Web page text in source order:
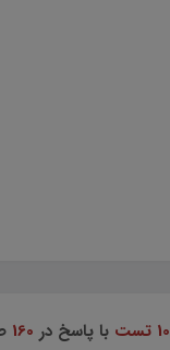
با پاسخ در 160